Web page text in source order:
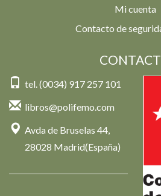
Mi cuenta
Contacto de
tel. (0034) 917 257 101
libros@polifemo.com
Avda de Bruselas 44,
28028 Madrid(España)